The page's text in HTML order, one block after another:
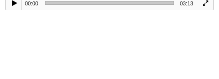
00:00 03:13